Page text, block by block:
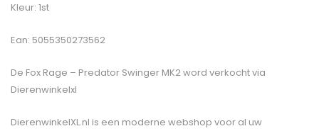
Kleur: 1st
Ean: 5055350273562
De Fox Rage – Predator Swinger MK2word verkocht via
Dierenwinkelxl
DierenwinkelXL.nl is een moderne webshop voor al uw